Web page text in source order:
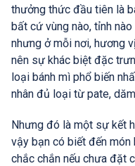
thưởng thức đầu tiên là
bất cứ vùng nào, tỉnh
nhưng ở mỗi nơi, hương
nên sự khác biệt đặc
loại bánh mì phổ biến
nhân đủ loại từ pate,
Nhưng đó là một sự kết
vậy bạn có biết đến
chắc chắn nếu chưa đặt